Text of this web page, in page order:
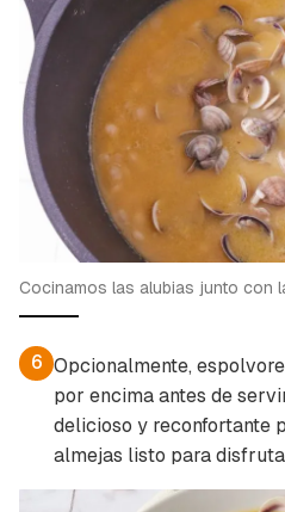
Cocinamos las alubias junto con
6 Opcionalmente,
por encima antes de
delicioso y reconfortante
almejas listo para